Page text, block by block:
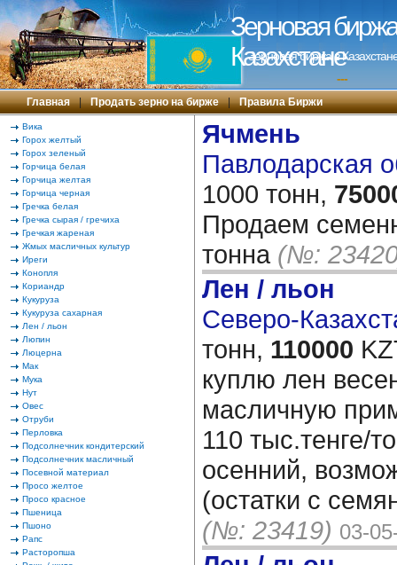
Зерновая
Казахстане
Зерновая биржа в
---
Главная | Продать зерно на бирже | Правила Биржи
Вика
Горох желтый
Горох зеленый
Горчица белая
Горчица желтая
Горчица черная
Гречка белая
Гречка сырая / гречиха
Гречкая жареная
Жмых масличных культур
Иреги
Конопля
Кориандр
Кукуруза
Кукуруза сахарная
Лен / льон
Люпин
Люцерна
Мак
Мука
Нут
Овес
Отруби
Перловка
Подсолнечник кондитерский
Подсолнечник масличный
Посевной материал
Просо желтое
Просо красное
Пшеница
Пшоно
Рапс
Расторопша
Ячмень
Павлодарская
1000 тонн,
Продаем
тонна (№:
Лен / льон
Северо-
тонн, 110000
куплю лен
масличную
110 тыс.тенге/
осенний,
(остатки с
(№: 23419) 03-